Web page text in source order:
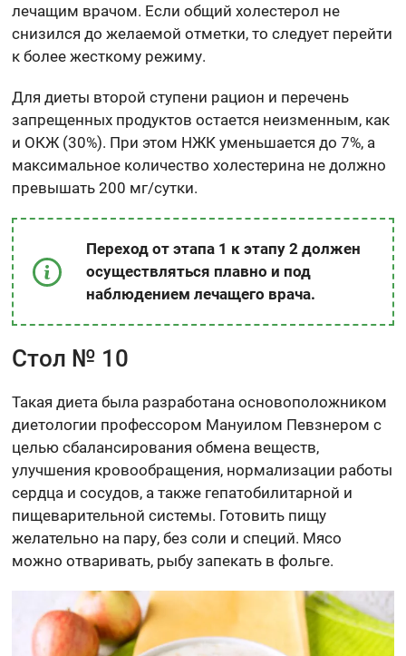
лечащим врачом. Если общий холестерол не
снизился до желаемой отметки, то следует перейти
к более жесткому режиму.
Для диеты второй ступени рацион и перечень
запрещенных продуктов остается неизменным, как
и ОКЖ (30%). При этом НЖК уменьшается до 7%, а
максимальное количество холестерина не должно
превышать 200 мг/сутки.
Переход от этапа 1 к этапу 2 должен
осуществляться плавно и под
наблюдением лечащего врача.
Стол № 10
Такая диета была разработана основоположником
диетологии профессором Мануилом Певзнером с
целью сбалансирования обмена веществ,
улучшения кровообращения, нормализации работы
сердца и сосудов, а также гепатобилитарной и
пищеварительной системы. Готовить пищу
желательно на пару, без соли и специй. Мясо
можно отваривать, рыбу запекать в фольге.